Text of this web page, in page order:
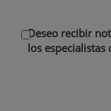
Deseo recibir
los especialistas